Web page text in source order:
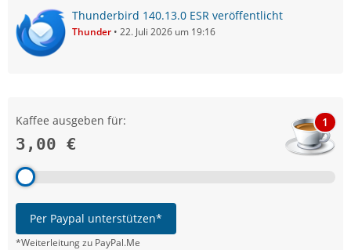
Thunderbird 140.13.0 ESR veröffentlicht
Thunder 22. Juli 2026 um 19:16
Kaffee ausgeben für:
3,00 €
1
Per Paypal unterstützen*
*Weiterleitung zu PayPal.Me